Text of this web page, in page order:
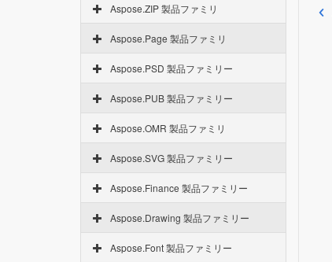
Aspose.ZIP 製品ファミリ
Aspose.Page 製品ファミリ
Aspose.PSD 製品ファミリー
Aspose.PUB 製品ファミリー
Aspose.OMR 製品ファミリ
Aspose.SVG 製品ファミリー
Aspose.Finance 製品ファミリー
Aspose.Drawing 製品ファミリー
Aspose.Font 製品ファミリー